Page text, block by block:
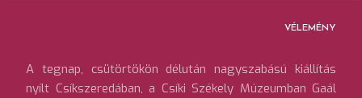
VÉLEMÉNY
A tegnap, csütörtökön délután nagyszabású kiállítás
nyílt Csíkszeredában, a Csíki Székely Múzeumban Gaál